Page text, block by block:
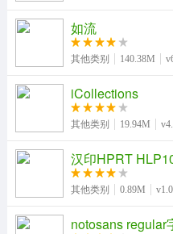
如流
其他类别 140.38M
iCollections
其他类别 19.94M
汉印HPRT
其他类别 0.89M v1.0
notosans regular